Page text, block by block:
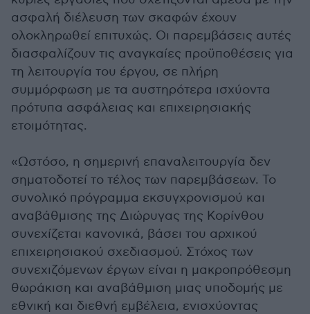
ασφαλή διέλευση των σκαφών έχουν
ολοκληρωθεί επιτυχώς. Οι παρεμβάσεις αυτές
διασφαλίζουν τις αναγκαίες προϋποθέσεις για
τη λειτουργία του έργου, σε πλήρη
συμμόρφωση με τα αυστηρότερα ισχύοντα
πρότυπα ασφάλειας και επιχειρησιακής
ετοιμότητας.
«Ωστόσο, η σημερινή επαναλειτουργία δεν
σηματοδοτεί το τέλος των παρεμβάσεων. Το
συνολικό πρόγραμμα εκσυγχρονισμού και
αναβάθμισης της Διώρυγας της Κορίνθου
συνεχίζεται κανονικά, βάσει του αρχικού
επιχειρησιακού σχεδιασμού. Στόχος των
συνεχιζόμενων έργων είναι η μακροπρόθεσμη
θωράκιση και αναβάθμιση μιας υποδομής με
εθνική και διεθνή εμβέλεια, ενισχύοντας